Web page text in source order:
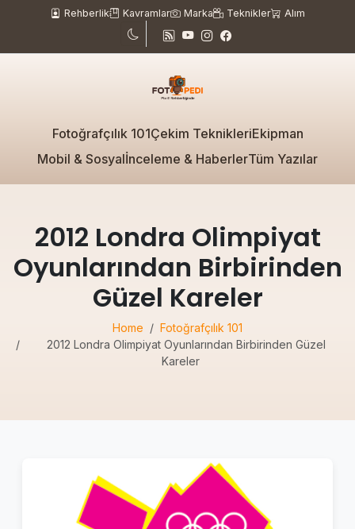
Rehberlik Kavramlar Marka Teknikler Alım
Fotoğrafçılık 101Çekim TeknikleriEkipman
Mobil & Sosyalİnceleme & HaberlerTüm Yazılar
2012 Londra Olimpiyat
Oyunlarından Birbirinden
Güzel Kareler
Home
Fotoğrafçılık 101
2012 Londra Olimpiyat Oyunlarından Birbirinden Güzel
Kareler